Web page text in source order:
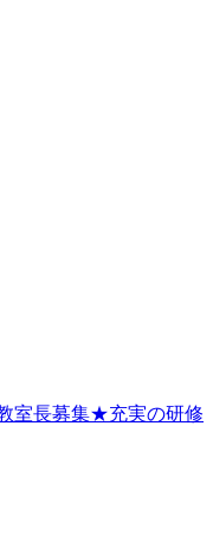
室長募集★充実の研修